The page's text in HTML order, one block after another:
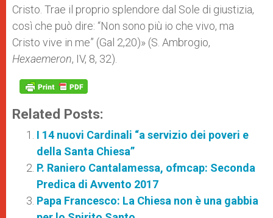
Cristo. Trae il proprio splendore dal Sole di giustizia,
così che può dire: “Non sono più io che vivo, ma
Cristo vive in me” (Gal 2,20)» (S. Ambrogio,
Hexaemeron, IV, 8, 32).
Related Posts:
I 14 nuovi Cardinali “a servizio dei poveri e
della Santa Chiesa”
P. Raniero Cantalamessa, ofmcap: Seconda
Predica di Avvento 2017
Papa Francesco: La Chiesa non è una gabbia